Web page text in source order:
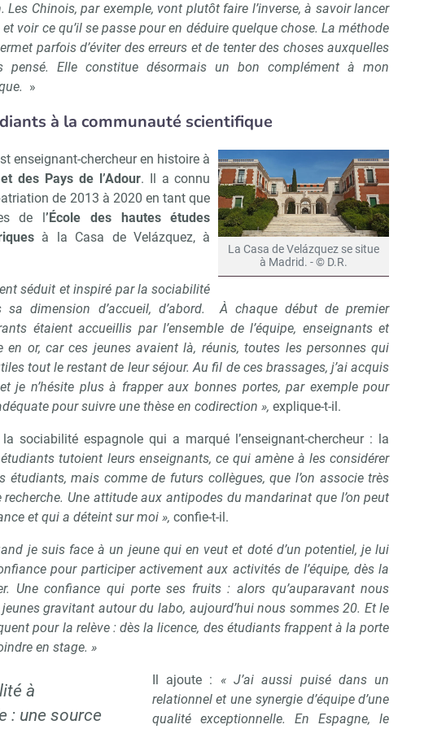
Les Chinois, par exemple, vont plutôt faire l’inverse, à savoir lancer
voir ce qu’il se passe pour en déduire quelque chose. La méthode
parfois d’éviter des erreurs et de tenter des choses auxquelles
pensé. Elle constitue désormais un bon complément à mon
. »
à la communauté scientifique
La Casa de Velázquez se situe
à Madrid. - © D.R.
enseignant-chercheur en histoire à
des Pays de l’Adour. Il a connu
de 2013 à 2020 en tant que
de l’École des hautes études
à la Casa de Velázquez, à
séduit et inspiré par la sociabilité
sa dimension d’accueil, d’abord. À chaque début de premier
étaient accueillis par l’ensemble de l’équipe, enseignants et
en or, car ces jeunes avaient là, réunis, toutes les personnes qui
tout le restant de leur séjour.Au fil de ces brassages, j’ai acquis
je n’hésite plus à frapper aux bonnes portes, par exemple pour
pour suivre une thèse en codirection », explique-t-il.
sociabilité espagnole qui a marqué l’enseignant-chercheur : la
tutoient leurs enseignants, ce qui amène à les considérer
étudiants, mais comme de futurs collègues, que l’on associe très
Une attitude aux antipodes du mandarinat que l’on peut
et qui a déteint sur moi », confie-t-il.
je suis face à un jeune qui en veut et doté d’un potentiel, je lui
pour participer activement aux activités de l’équipe, dès la
Une confiance qui porte ses fruits : alors qu’auparavant nous
jeunes gravitant autour du labo, aujourd’hui nous sommes 20. Et le
pour la relève : dès la licence, des étudiants frappent à la porte
en stage. »
à
: une source
Il ajoute : « J’ai aussi puisé dans un
relationnel et une synergie d’équipe d’une
qualité exceptionnelle. En Espagne, le
Campus Matin Abonnez-vous à notre newsletter
Non merci, je reçois déjà !